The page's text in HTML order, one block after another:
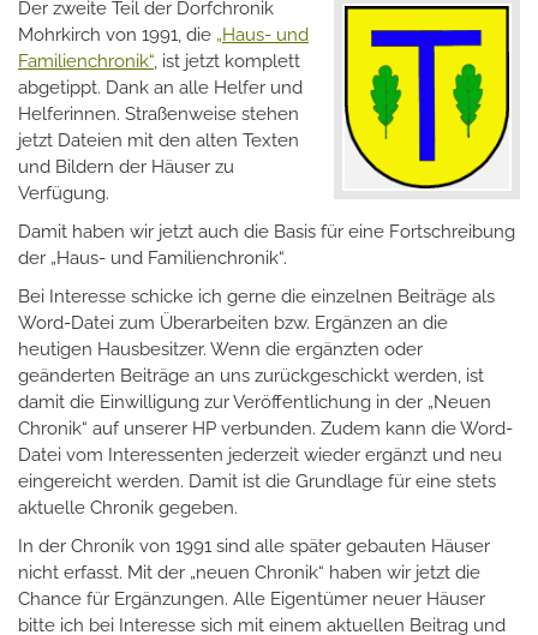
Der zweite Teil der Dorfchronik
Mohrkirch von 1991, die „Haus- und
Familienchronik“, ist jetzt komplett
abgetippt. Dank an alle Helfer und
Helferinnen. Straßenweise stehen
jetzt Dateien mit den alten Texten
und Bildern der Häuser zu
Verfügung.
Damit haben wir jetzt auch die Basis für eine Fortschreibung
der „Haus- und Familienchronik“.
Bei Interesse schicke ich gerne die einzelnen Beiträge als
Word-Datei zum Überarbeiten bzw. Ergänzen an die
heutigen Hausbesitzer. Wenn die ergänzten oder
geänderten Beiträge an uns zurückgeschickt werden, ist
damit die Einwilligung zur Veröffentlichung in der „Neuen
Chronik“ auf unserer HP verbunden. Zudem kann die Word-
Datei vom Interessenten jederzeit wieder ergänzt und neu
eingereicht werden. Damit ist die Grundlage für eine stets
aktuelle Chronik gegeben.
In der Chronik von 1991 sind alle später gebauten Häuser
nicht erfasst. Mit der „neuen Chronik“ haben wir jetzt die
Chance für Ergänzungen. Alle Eigentümer neuer Häuser
bitte ich bei Interesse sich mit einem aktuellen Beitrag und